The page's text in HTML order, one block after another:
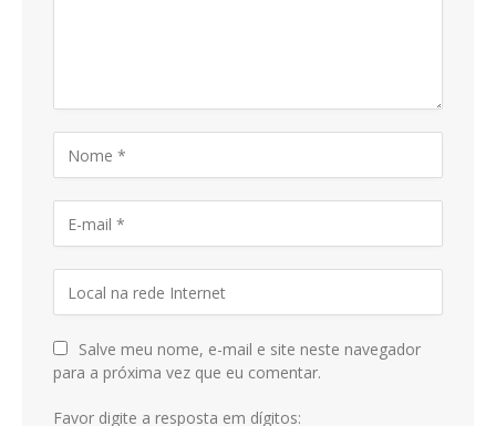
Salve meu nome, e-mail e site neste navegador
para a próxima vez que eu comentar.
Favor digite a resposta em dígitos: